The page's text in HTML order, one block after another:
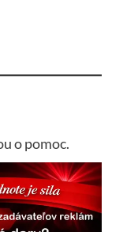
o pomoc.